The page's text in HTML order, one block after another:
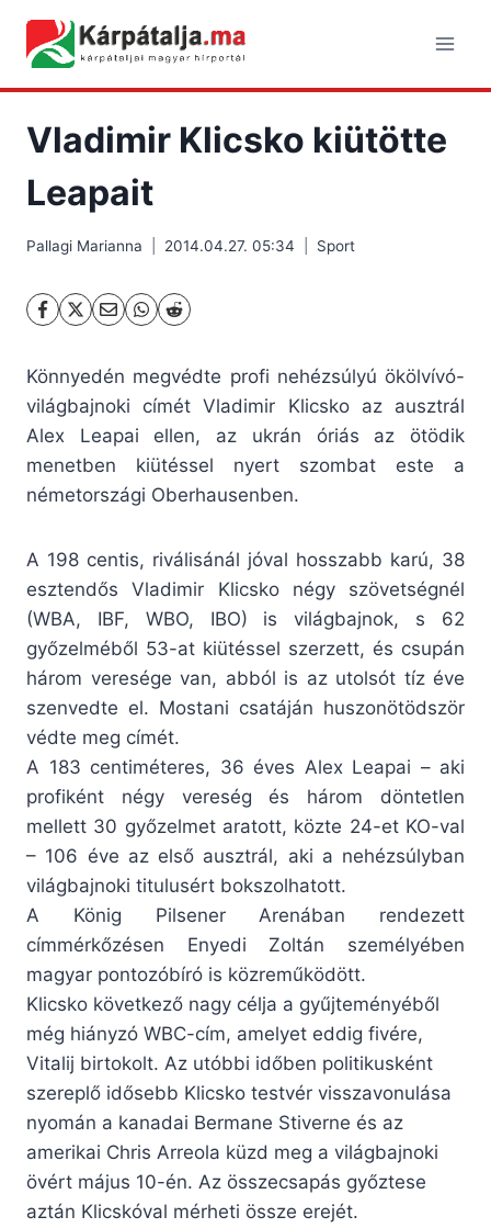
content
Vladimir Klicsko kiütötte
Leapait
Pallagi Marianna 2014.04.27. 05:34 Sport
Könnyedén megvédte profi nehézsúlyú ökölvívó-
világbajnoki címét Vladimir Klicsko az ausztrál
Alex Leapai ellen, az ukrán óriás az ötödik
menetben kiütéssel nyert szombat este a
németországi Oberhausenben.
A 198 centis, riválisánál jóval hosszabb karú, 38
esztendős Vladimir Klicsko négy szövetségnél
(WBA, IBF, WBO, IBO) is világbajnok, s 62
győzelméből 53-at kiütéssel szerzett, és csupán
három veresége van, abból is az utolsót tíz éve
szenvedte el. Mostani csatáján huszonötödször
védte meg címét.
A 183 centiméteres, 36 éves Alex Leapai – aki
profiként négy vereség és három döntetlen
mellett 30 győzelmet aratott, közte 24-et KO-val
– 106 éve az első ausztrál, aki a nehézsúlyban
világbajnoki titulusért bokszolhatott.
A König Pilsener Arenában rendezett
címmérkőzésen Enyedi Zoltán személyében
magyar pontozóbíró is közreműködött.
Klicsko következő nagy célja a gyűjteményéből
még hiányzó WBC-cím, amelyet eddig fivére,
Vitalij birtokolt. Az utóbbi időben politikusként
szereplő idősebb Klicsko testvér visszavonulása
nyomán a kanadai Bermane Stiverne és az
amerikai Chris Arreola küzd meg a világbajnoki
övért május 10-én. Az összecsapás győztese
aztán Klicskóval mérheti össze erejét.